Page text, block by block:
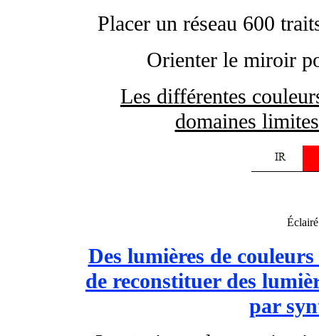
Placer un réseau 600
Orienter le miroir
Les différentes
domaines
Des lumières de
de reconstituer des
par